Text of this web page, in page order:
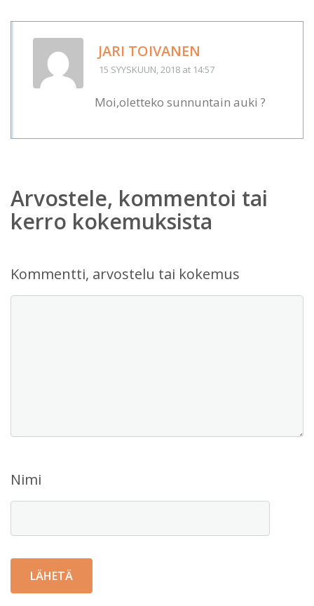
JARI TOIVANEN
15 SYYSKUUN, 2018 at 14:57
Moi,oletteko sunnuntain auki ?
Arvostele, kommentoi tai
kerro kokemuksista
Kommentti, arvostelu tai kokemus
Nimi